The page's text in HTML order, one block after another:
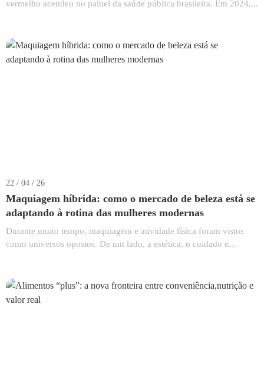
vermelho acendeu no painel da saúde pública brasileira. Em 2024,...
22 / 04 / 26
Maquiagem híbrida: como o mercado de beleza está se
adaptando à rotina das mulheres modernas
Durante muito tempo, maquiagem e atividade física foram vistos
como universos opostos. De um lado, a estética, o cuidado e...